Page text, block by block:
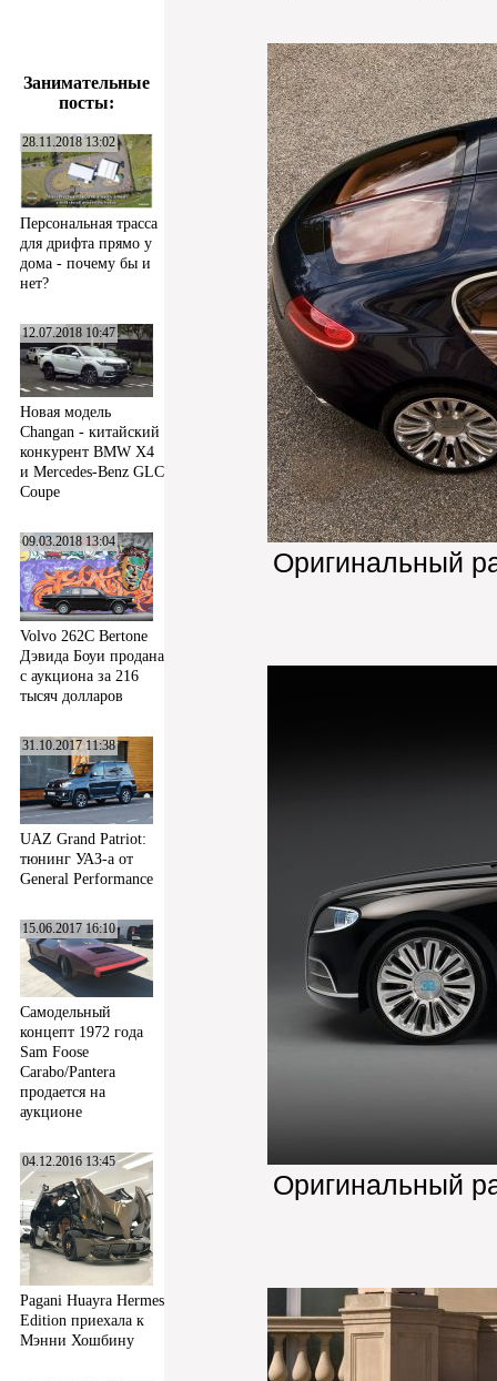
Занимательные
посты:
28.11.2018 13:02
Персональная трасса
для дрифта прямо у
дома - почему бы и
нет?
12.07.2018 10:47
Новая модель
Changan - китайский
конкурент BMW X4
и Mercedes-Benz GLC
Coupe
09.03.2018 13:04
Volvo 262C Bertone
Дэвида Боуи продана
с аукциона за 216
тысяч долларов
31.10.2017 11:38
UAZ Grand Patriot:
тюнинг УАЗ-а от
General Performance
15.06.2017 16:10
Самодельный
концепт 1972 года
Sam Foose
Carabo/Pantera
продается на
аукционе
04.12.2016 13:45
Pagani Huayra Hermes
Edition приехала к
Мэнни Хошбину
Оригинальный
Оригинальный